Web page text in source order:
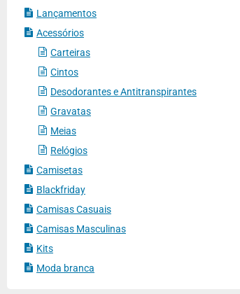
Lançamentos
Acessórios
Carteiras
Cintos
Desodorantes e Antitranspirantes
Gravatas
Meias
Relógios
Camisetas
Blackfriday
Camisas Casuais
Camisas Masculinas
Kits
Moda branca